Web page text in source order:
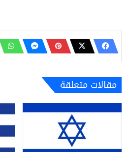
مقالات متعلقة